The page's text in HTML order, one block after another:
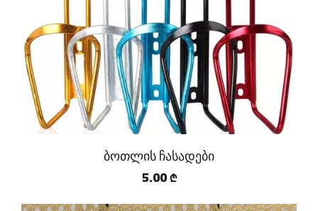
ბოთლის ჩასადები
5.00 ₾